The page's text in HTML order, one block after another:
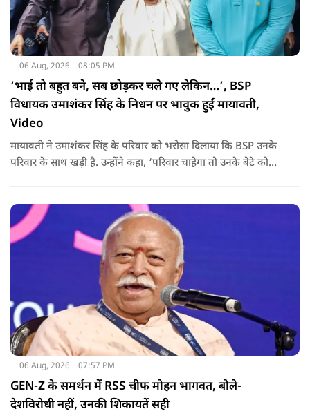
06 Aug, 2026 08:05 PM
‘भाई तो बहुत बने, सब छोड़कर चले गए लेकिन…’, BSP
विधायक उमाशंकर सिंह के निधन पर भावुक हुईं मायावती,
Video
मायावती ने उमाशंकर सिंह के परिवार को भरोसा दिलाया कि BSP उनके
परिवार के साथ खड़ी है. उन्होंने कहा, ‘परिवार चाहेगा तो उनके बेटे को
06 Aug, 2026 07:57 PM
GEN-Z के समर्थन में RSS चीफ मोहन भागवत, बोले-
देशविरोधी नहीं, उनकी शिकायतें सही